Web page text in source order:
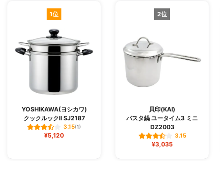
1位
YOSHIKAWA(ヨシカワ)
クックルックII SJ2187
3.15(1)
¥5,120
2位
貝印(KAI)
パスタ鍋 ユータイム3 ミニ
DZ2003
3.15
¥3,035